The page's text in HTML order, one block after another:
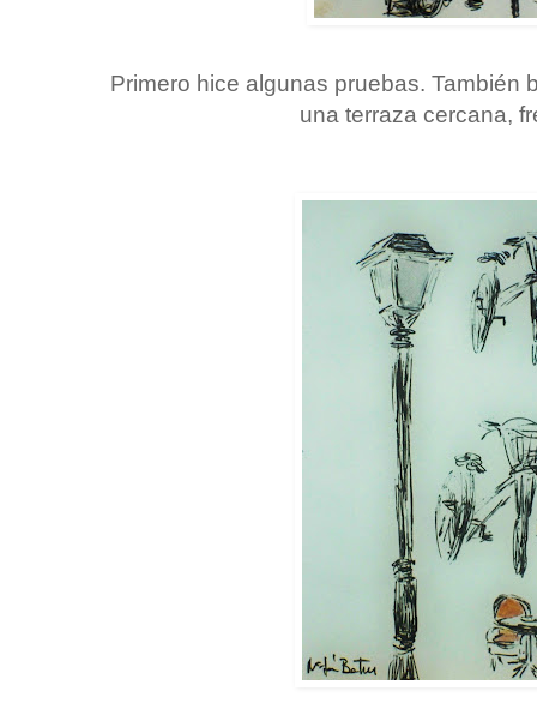
Primero hice algunas pruebas. También
una terraza cercana,